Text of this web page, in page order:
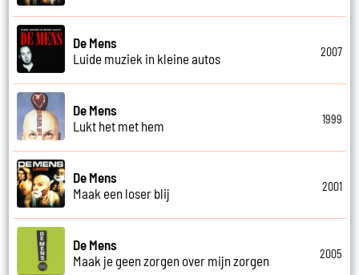
De Mens
Luide muziek in kleine autos
2007
De Mens
Lukt het met hem
1999
De Mens
Maak een loser blij
2001
De Mens
Maak je geen zorgen over mijn zorgen
2005